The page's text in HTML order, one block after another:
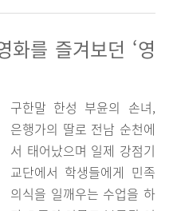
화를 즐겨보던 ‘영
구한말 한성 부윤의 손녀,
은행가의 딸로 전남 순천에
서 태어났으며 일제 강점기
교단에서 학생들에게 민족
의식을 일깨우는 수업을 하